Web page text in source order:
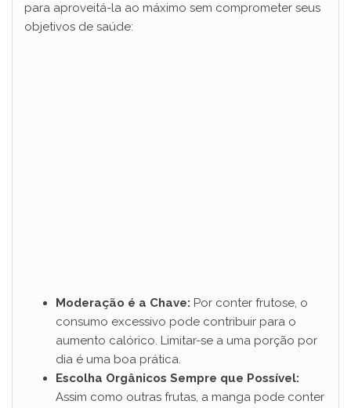
para aproveitá-la ao máximo sem comprometer seus
objetivos de saúde:
Moderação é a Chave: Por conter frutose, o
consumo excessivo pode contribuir para o
aumento calórico. Limitar-se a uma porção por
dia é uma boa prática.
Escolha Orgânicos Sempre que Possível:
Assim como outras frutas, a manga pode conter